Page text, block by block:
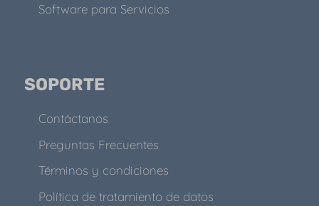
Software para Servicios
SOPORTE
Contáctanos
Preguntas Frecuentes
Términos y condiciones
Política de tratamiento de datos